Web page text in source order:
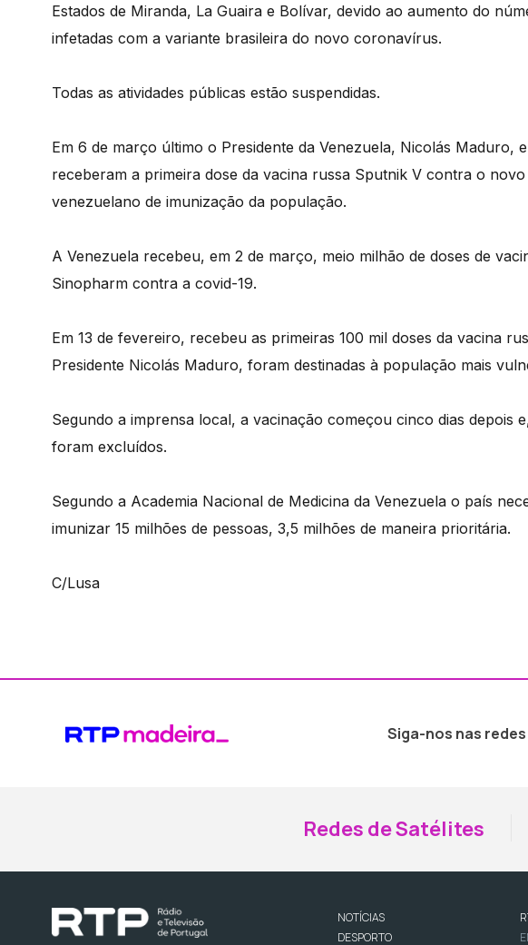
Estados de Miranda, La Guaira e Bolívar, devido ao aumento do
infetadas com a variante brasileira do novo coronavírus.
Todas as atividades públicas estão suspendidas.
Em 6 de março último o Presidente da Venezuela, Nicolás Maduro,
receberam a primeira dose da vacina russa Sputnik V contra o
venezuelano de imunização da população.
A Venezuela recebeu, em 2 de março, meio milhão de doses de
Sinopharm contra a covid-19.
Em 13 de fevereiro, recebeu as primeiras 100 mil doses da vacina
Presidente Nicolás Maduro, foram destinadas à população mais
Segundo a imprensa local, a vacinação começou cinco dias depois
foram excluídos.
Segundo a Academia Nacional de Medicina da Venezuela o país
imunizar 15 milhões de pessoas, 3,5 milhões de maneira prioritária.
C/Lusa
Siga-nos nas
Redes de Satélites
NOTÍCIAS
DESPORTO